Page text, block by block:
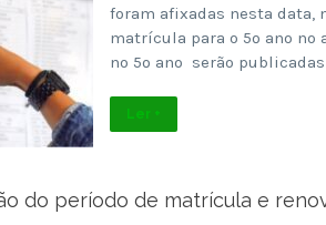
foram afixadas nesta data,
matrícula para o 5º ano no
no 5º ano serão
Ler +
do período de matrícula e